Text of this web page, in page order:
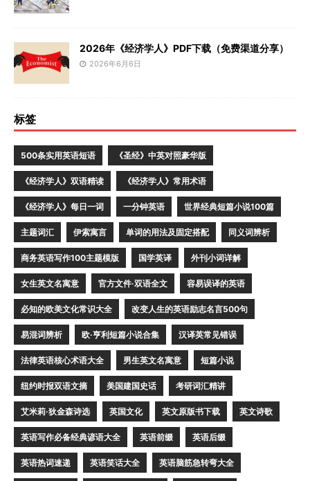
2026年《经济学人》PDF下载（免费渠道分享）
2026年6月6日
标签
500条实用英语短语 《圣经》中英对照豪华版
《经济学人》双语精读 《经济学人》常用术语
《经济学人》每日一词 一分钟英语 世界经典短篇小说100篇
主题词汇 伊索寓言 单词的用法及固定搭配 同义词辨析
商务英语写作100主题模版 国学英译 外刊小词详解
女生英文名寓意 官方文件·双语全文 容易误译的英语
必知的欧美文化常识大全 改变人生的英语励志名言500句
易混词辨析 欧·亨利短篇小说合集 汉译英常见错误
法律英语核心术语大全 男生英文名寓意 短篇小说
纽约时报双语文摘 美国建国史话 考研词汇精讲
艾米莉·狄金森诗选 英国文化 英文原版书下载 英文诗歌
英语写作必备经典谚语大全 英语前缀 英语后缀
英语热词速递 英语笑话大全 英语脑筋急转弯大全